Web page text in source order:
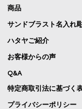
商品
サンドブラスト名入れ
ハタヤご紹介
お客様からの声
Q&A
特定商取引法に基づく
プライバシーポリシー